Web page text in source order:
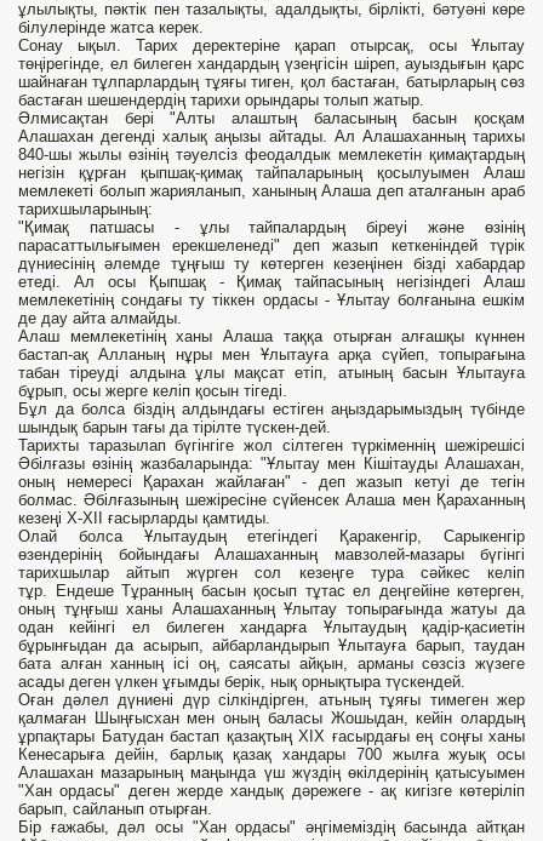
ұлылықты, пәктік пен тазалықты, адалдықты, бірлікті, бәтуәні көре
білулерінде жатса керек.
Сонау ықыл. Тарих деректеріне қарап отырсақ, осы Ұлытау
төңірегінде, ел билеген хандардың үзеңгісін шіреп, ауыздығын қарс
шайнаған тұлпарлардың тұяғы тиген, қол бастаған, батырларың сөз
бастаған шешендердің тарихи орындары толып жатыр.
Әлмисақтан бері "Алты алаштың баласының басын қосқам
Алашахан дегенді халық аңызы айтады. Ал Алашаханның тарихы
840-шы жылы өзінің тәуелсіз феодалдык мемлекетін қимақтардың
негізін құрған қыпшақ-қимақ тайпаларының қосылуымен Алаш
мемлекеті болып жарияланып, ханының Алаша деп аталғанын араб
тарихшыларының:
"Қимақ патшасы - ұлы тайпалардың біреуі және өзінің
парасаттылығымен ерекшеленеді" деп жазып кеткеніндей түрік
дүниесінің әлемде тұңғыш ту көтерген кезеңінен бізді хабардар
етеді. Ал осы Қыпшақ - Қимақ тайпасының негізіндегі Алаш
мемлекетінің сондағы ту тіккен ордасы - Ұлытау болғанына ешкім
де дау айта алмайды.
Алаш мемлекетінің ханы Алаша таққа отырған алғашқы күннен
бастап-ақ Алланың нұры мен Ұлытауға арқа сүйеп, топырағына
табан тіреуді алдына ұлы мақсат етіп, атының басын Ұлытауға
бұрып, осы жерге келіп қосын тігеді.
Бұл да болса біздің алдындағы естіген аңыздарымыздың түбінде
шындық барын тағы да тірілте түскен-дей.
Тарихты таразылап бүгінгіге жол сілтеген түркіменнің шежірешісі
Әбілғазы өзінің жазбаларында: "Ұлытау мен Кішітауды Алашахан,
оның немересі Қарахан жайлаған" - деп жазып кетуі де тегін
болмас. Әбілғазының шежіресіне сүйенсек Алаша мен Қараханның
кезеңі Х-ХІІ ғасырларды қамтиды.
Олай болса Ұлытаудың етегіндегі Қаракенгір, Сарыкенгір
өзендерінің бойындағы Алашаханның мавзолей-мазары бүгінгі
тарихшылар айтып жүрген сол кезеңге тура сәйкес келіп
тұр. Ендеше Тұранның басын қосып тұтас ел деңгейіне көтерген,
оның тұңғыш ханы Алашаханның Ұлытау топырағында жатуы да
одан кейінгі ел билеген хандарға Ұлытаудың қадір-қасиетін
бұрынғыдан да асырып, айбарландырып Ұлытауға барып, таудан
бата алған ханның ісі оң, саясаты айқын, арманы сөзсіз жүзеге
асады деген үлкен ұғымды берік, нық орнықтыра түскендей.
Оған дәлел дүниені дүр сілкіндірген, атьның тұяғы тимеген жер
қалмаған Шыңғысхан мен оның баласы Жошыдан, кейін олардың
ұрпақтары Батудан бастап қазақтың XIX ғасырдағы ең соңғы ханы
Кенесарыға дейін, барлық қазақ хандары 700 жылға жуық осы
Алашахан мазарының маңында үш жүздің өкілдерінің қатысуымен
"Хан ордасы" деген жерде хандық дәрежеге - ақ кигізге көтеріліп
барып, сайланып отырған.
Бір ғажабы, дәл осы "Хан ордасы" әңгімеміздің басында айтқан